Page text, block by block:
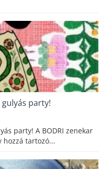
party!
party! A BODRI zenekar
tartozó...